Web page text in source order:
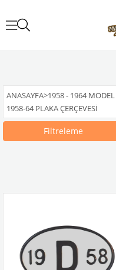
ANASAYFA>1958 - 1964 MODEL
1958-64 PLAKA ÇERÇEVESI
Filtreleme